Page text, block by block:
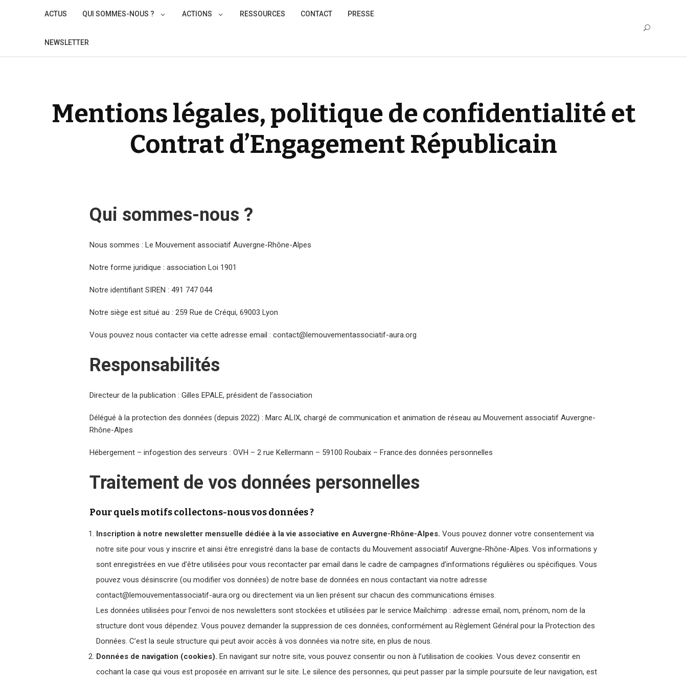
ACTUS QUI SOMMES-NOUS ? ACTIONS RESSOURCES CONTACT PRESSE
NEWSLETTER
Mentions légales, politique de confidentialité et
Contrat d’Engagement Républicain
Qui sommes-nous ?
Nous sommes : Le Mouvement associatif Auvergne-Rhône-Alpes
Notre forme juridique : association Loi 1901
Notre identifiant SIREN : 491 747 044
Notre siège est situé au : 259 Rue de Créqui, 69003 Lyon
Vous pouvez nous contacter via cette adresse email : contact@lemouvementassociatif-aura.org
Responsabilités
Directeur de la publication : Gilles EPALE, président de l’association
Délégué à la protection des données (depuis 2022) : Marc ALIX, chargé de communication et animation de réseau au Mouvement associatif Auvergne-
Rhône-Alpes
Hébergement – infogestion des serveurs : OVH – 2 rue Kellermann – 59100 Roubaix – France.des données personnelles
Traitement de vos données personnelles
Pour quels motifs collectons-nous vos données ?
Inscription à notre newsletter mensuelle dédiée à la vie associative en Auvergne-Rhône-Alpes. Vous pouvez donner votre consentement via
notre site pour vous y inscrire et ainsi être enregistré dans la base de contacts du Mouvement associatif Auvergne-Rhône-Alpes. Vos informations y
sont enregistrées en vue d’être utilisées pour vous recontacter par email dans le cadre de campagnes d’informations régulières ou spécifiques. Vous
pouvez vous désinscrire (ou modifier vos données) de notre base de données en nous contactant via notre adresse
contact@lemouvementassociatif-aura.org ou directement via un lien présent sur chacun des communications émises.
Les données utilisées pour l’envoi de nos newsletters sont stockées et utilisées par le service Mailchimp : adresse email, nom, prénom, nom de la
structure dont vous dépendez. Vous pouvez demander la suppression de ces données, conformément au Règlement Général pour la Protection des
Données. C’est la seule structure qui peut avoir accès à vos données via notre site, en plus de nous.
Données de navigation (cookies). En navigant sur notre site, vous pouvez consentir ou non à l’utilisation de cookies. Vous devez consentir en
cochant la case qui vous est proposée en arrivant sur le site. Le silence des personnes, qui peut passer par la simple poursuite de leur navigation, est